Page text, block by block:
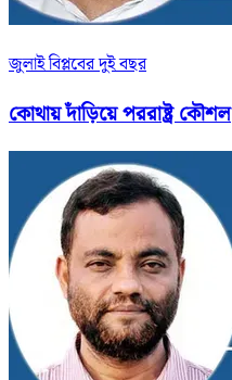
জুলাই বিপ্লবের দুই বছর
কোথায় দাঁড়িয়ে পররাষ্ট্র কৌশল